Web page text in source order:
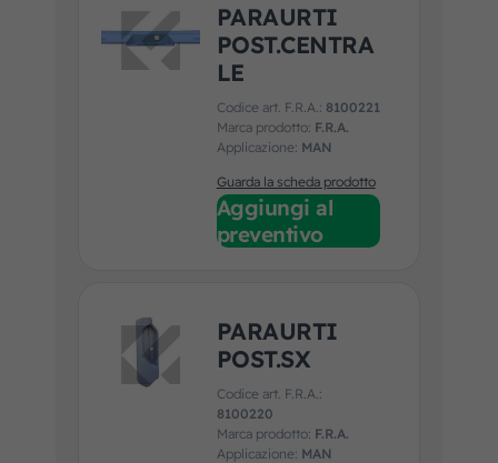
PARAURTI
POST.CENTRA
LE
Codice art. F.R.A.: 8100221
Marca prodotto: F.R.A.
Applicazione: MAN
Guarda la scheda prodotto
Aggiungi al
preventivo
PARAURTI
POST.SX
Codice art. F.R.A.:
8100220
Marca prodotto: F.R.A.
Applicazione: MAN